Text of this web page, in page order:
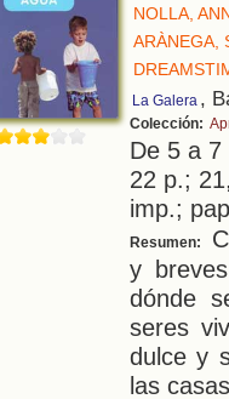
NOLLA,
ARÀNEGA,
La Galera ,
Colección:
De 5 a
22 p.;
imp.;
Resumen:
y
dónde
seres
dulce y
las